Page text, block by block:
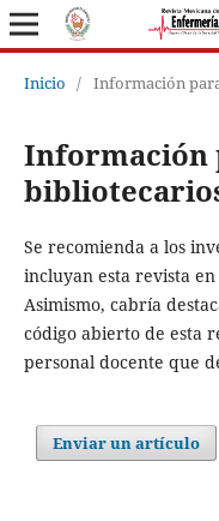
Inicio / Información
Información
Se recomienda a los
incluyan esta revista
Asimismo, cabría
código abierto de esta
personal docente que
Enviar un artículo